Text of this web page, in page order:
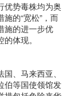
优势毒株均为奥
的“宽松”，而
施的进一步优
体现。
、马来西亚、
伯等国使领馆发